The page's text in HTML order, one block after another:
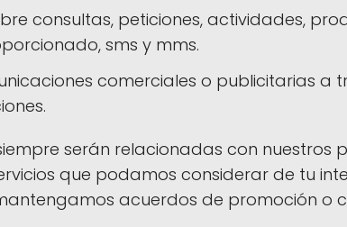
consultas, peticiones, actividades,
sms y mms.
comerciales o publicitarias a
serán relacionadas con
que podamos considerar de tu
acuerdos de promoción o